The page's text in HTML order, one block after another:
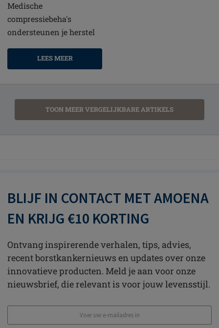
Medische
compressiebeha's
ondersteunen je herstel
LEES MEER
TOON MEER VERGELIJKBARE ARTIKELS
BLIJF IN CONTACT MET AMOENA
EN KRIJG €10 KORTING
Ontvang inspirerende verhalen, tips, advies,
recent borstkankernieuws en updates over onze
innovatieve producten. Meld je aan voor onze
nieuwsbrief, die relevant is voor jouw levensstijl.